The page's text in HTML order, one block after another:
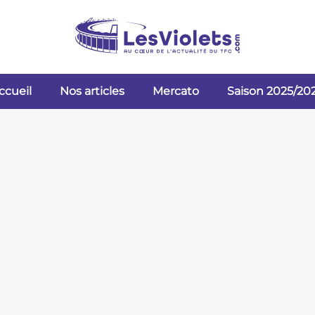
Nos articles Mercato Saison 2025/